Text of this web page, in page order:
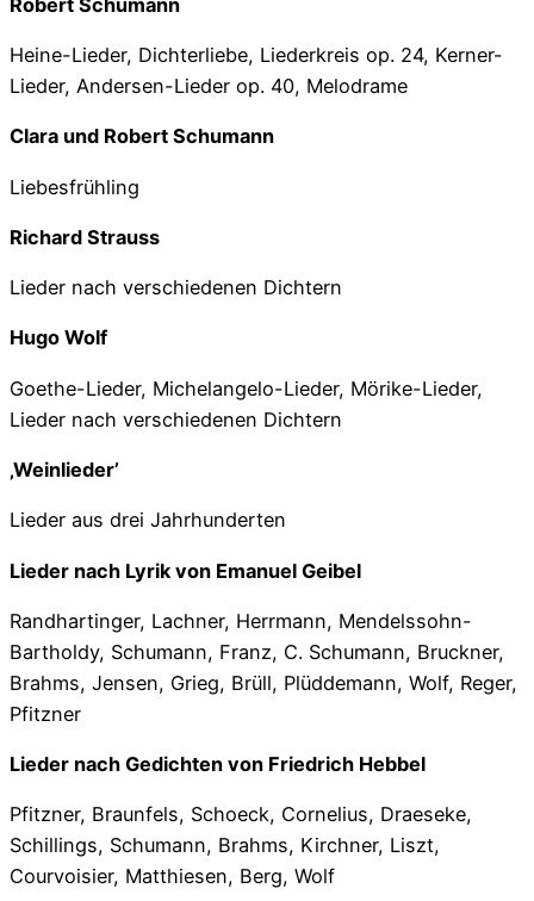
Heine-Lieder, Dichterliebe, Liederkreis op. 24, Kerner-
Lieder, Andersen-Lieder op. 40, Melodrame
Clara und Robert Schumann
Liebesfrühling
Richard Strauss
Lieder nach verschiedenen Dichtern
Hugo Wolf
Goethe-Lieder, Michelangelo-Lieder, Mörike-Lieder,
Lieder nach verschiedenen Dichtern
‚Weinlieder’
Lieder aus drei Jahrhunderten
Lieder nach Lyrik von Emanuel Geibel
Randhartinger, Lachner, Herrmann, Mendelssohn-
Bartholdy, Schumann, Franz, C. Schumann, Bruckner,
Brahms, Jensen, Grieg, Brüll, Plüddemann, Wolf, Reger,
Pfitzner
Lieder nach Gedichten von Friedrich Hebbel
Pfitzner, Braunfels, Schoeck, Cornelius, Draeseke,
Schillings, Schumann, Brahms, Kirchner, Liszt,
Courvoisier, Matthiesen, Berg, Wolf